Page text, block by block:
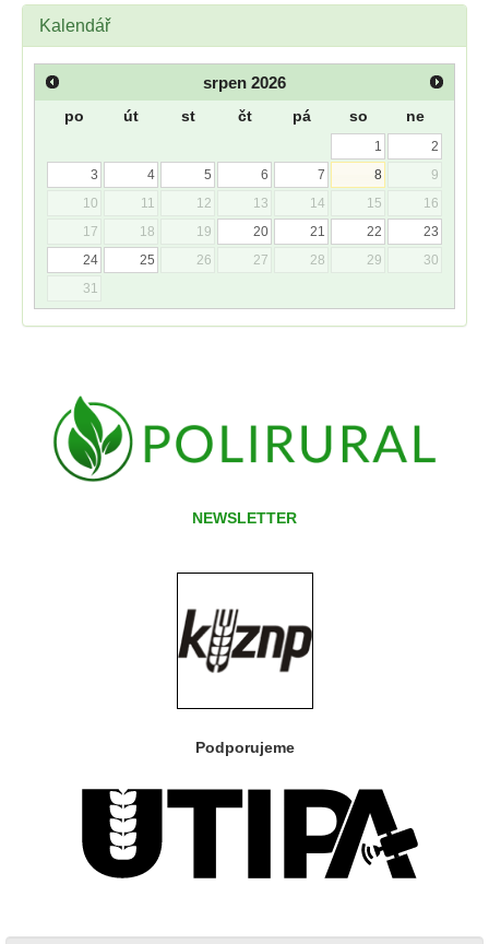
Kalendář
srpen 2026
po út st čt pá so ne
1
2
3
4 5 6 7 8
9
10
11 12 13 14 15
16
17
18 19 20 21 22
23
24
25 26 27 28 29
30
31
NEWSLETTER
Podporujeme